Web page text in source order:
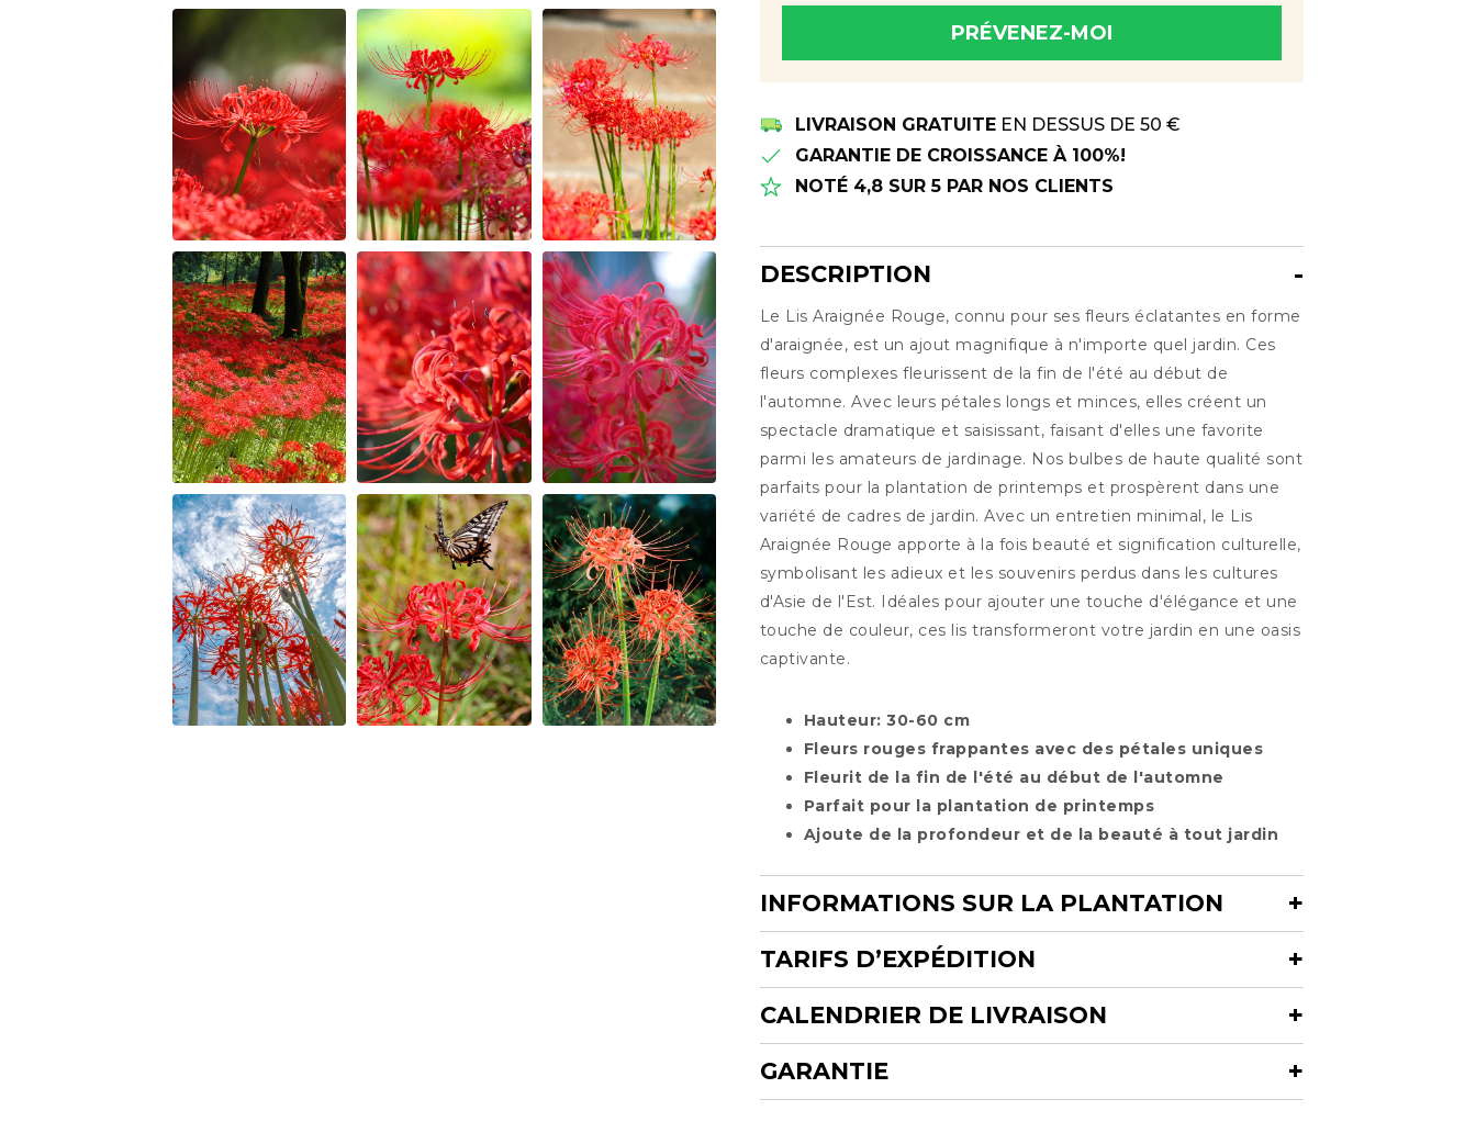
PRÉVENEZ-MOI
LIVRAISON GRATUITEEN DESSUS DE 50 €
GARANTIE DE CROISSANCE À 100%!
NOTÉ 4,8 SUR 5 PAR NOS CLIENTS
DESCRIPTION
Description
Le Lis Araignée Rouge, connu pour ses fleurs éclatantes en forme
d'araignée, est un ajout magnifique à n'importe quel jardin. Ces
fleurs complexes fleurissent de la fin de l'été au début de
l'automne. Avec leurs pétales longs et minces, elles créent un
spectacle dramatique et saisissant, faisant d'elles une favorite
parmi les amateurs de jardinage. Nos bulbes de haute qualité sont
parfaits pour la plantation de printemps et prospèrent dans une
variété de cadres de jardin. Avec un entretien minimal, le Lis
Araignée Rouge apporte à la fois beauté et signification culturelle,
symbolisant les adieux et les souvenirs perdus dans les cultures
d'Asie de l'Est. Idéales pour ajouter une touche d'élégance et une
touche de couleur, ces lis transformeront votre jardin en une oasis
captivante.
Hauteur: 30-60 cm
Fleurs rouges frappantes avec des pétales uniques
Fleurit de la fin de l'été au début de l'automne
Parfait pour la plantation de printemps
Ajoute de la profondeur et de la beauté à tout jardin
INFORMATIONS SUR LA PLANTATION
TARIFS D’EXPÉDITION
CALENDRIER DE LIVRAISON
GARANTIE